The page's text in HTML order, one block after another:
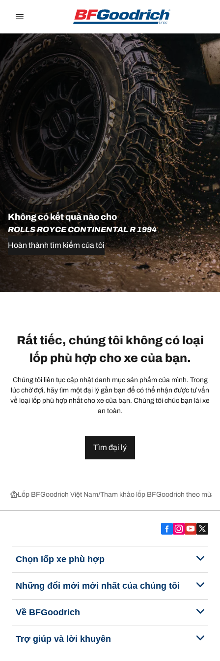
Không có kết quả nào cho
ROLLS ROYCE CONTINENTAL R 1994
Hoàn thành tìm kiếm của tôi
Rất tiếc, chúng tôi không có loại
lốp phù hợp cho xe của bạn.
Chúng tôi liên tục cập nhật danh mục sản phẩm của mình. Trong
lúc chờ đợi, hãy tìm một đại lý gần bạn để có thể nhận được tư vấn
về loại lốp phù hợp nhất cho xe của bạn. Chúng tôi chúc bạn lái xe
an toàn.
Tìm đại lý
Lốp BFGoodrich Việt Nam Tham khảo lốp BFGoodrich theo
Chọn lốp xe phù hợp
Những đổi mới mới nhất của chúng tôi
Về BFGoodrich
Trợ giúp và lời khuyên